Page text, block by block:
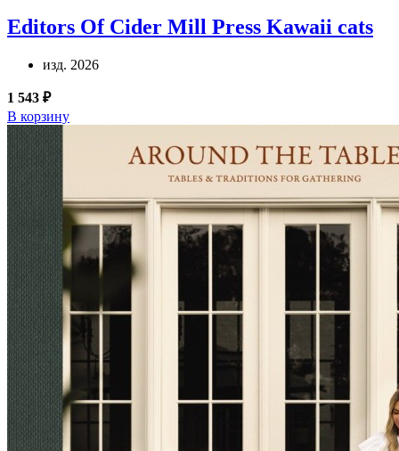
Editors Of Cider Mill Press Kawaii cats
изд. 2026
1 543 ₽
В корзину